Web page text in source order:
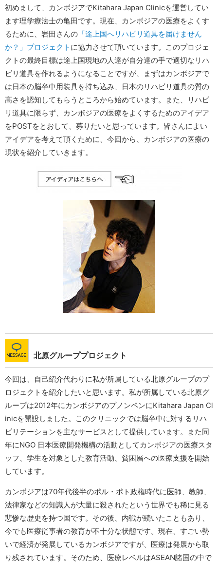
初めまして、カンボジアでKitahara Japan Clinicを運営してい
ます理学療法士の亀田です。現在、カンボジアの医療をよくす
るために、岩田さんの 「途上国へリハビリ道具を届けません
か？」プロジェクト に協力させて頂いています。このプロジェ
クトの最終目標は途上国現地の人達が自分達の手で適切なリハ
ビリ道具を作れるようになることですが、まずはカンボジアで
は日本の脳卒中用装具を持ち込み、日本のリハビリ道具の質の
高さを認知してもらうところから始めています。また、リハビ
リ道具に限らず、カンボジアの医療をよくするためのアイデア
をPOSTをとおして、募りたいと思っています。皆さんによい
アイデアを考えて頂くために、今回から、カンボジアの医療の
現状を紹介していきます。
北原グループプロジェクト
今回は、自己紹介代わりに私が所属している北原グループのプ
ロジェクトを紹介したいと思います。私が所属している北原グ
ループは2012年にカンボジアのプノンペンにKitahara Japan Cl
inicを開設しました。このクリニックでは脳卒中に対するリハ
ビリテーションを主なサービスとして提供しています。また同
年にNGO 日本医療開発機構の活動としてカンボジアの医療スタ
ッフ、学生を対象とした教育活動、貧困層への医療支援を開始
しています。
カンボジアは70年代後半のポル・ポト政権時代に医師、教師、
法律家などの知識人が大量に殺されたという世界でも稀に見る
悲惨な歴史を持つ国です。その後、内戦が続いたこともあり、
今でも医療従事者の教育が不十分な状態です。現在、すごい勢
いで経済が発展しているカンボジアですが、医療は発展から取
り残されています。そのため、医療レベルはASEAN諸国の中で